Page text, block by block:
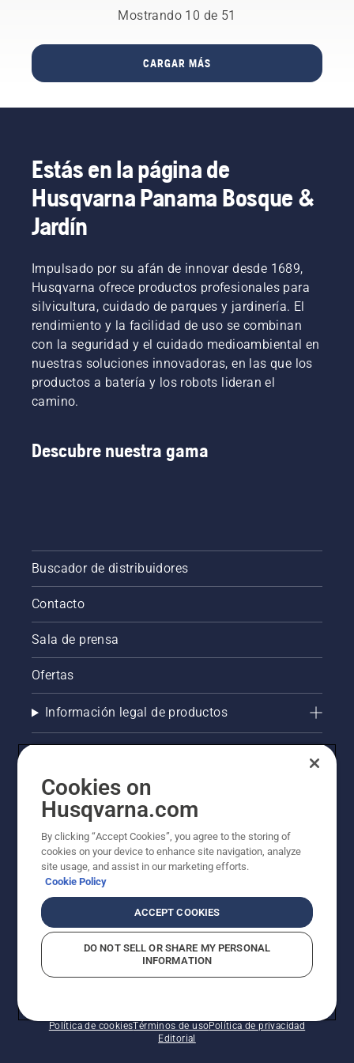
nueva
motoazada.
reduce la
necesidad
de
posteriormente.
sobre lo
debes
considerar
al
un
nuevo
cortacésped
de giro
cero.
y verde.
Husqvarna
hacerlo.
perfecta
Mostrando 10 de 51
CARGAR MÁS
Estás en la página de
Husqvarna Panama Bosque &
Jardín
Impulsado por su afán de innovar desde 1689,
Husqvarna ofrece productos profesionales para
silvicultura, cuidado de parques y jardinería. El
rendimiento y la facilidad de uso se combinan
con la seguridad y el cuidado medioambiental en
nuestras soluciones innovadoras, en las que los
productos a batería y los robots lideran el
camino.
Descubre nuestra gama
Buscador de distribuidores
Contacto
Sala de prensa
Ofertas
Información legal de productos
AlertLine/Canal de Denúncias
La visión de Husqvarna sobre la sostenibilidad
Política de cookiesTérminos de usoPolítica de privacidad
Editorial
Cookies on
Husqvarna.com
By clicking “Accept Cookies”, you agree to the storing of
cookies on your device to enhance site navigation, analyze
site usage, and assist in our marketing efforts.
Cookie Policy
ACCEPT COOKIES
DO NOT SELL OR SHARE MY PERSONAL
INFORMATION